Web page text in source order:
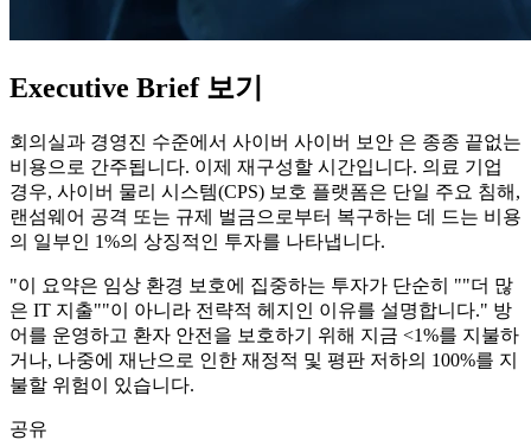
Executive Brief 보기
회의실과 경영진 수준에서 사이버 사이버 보안 은 종종 끝없는
비용으로 간주됩니다. 이제 재구성할 시간입니다. 의료 기업
경우, 사이버 물리 시스템(CPS) 보호 플랫폼은 단일 주요 침해,
랜섬웨어 공격 또는 규제 벌금으로부터 복구하는 데 드는 비용
의 일부인 1%의 상징적인 투자를 나타냅니다.
"이 요약은 임상 환경 보호에 집중하는 투자가 단순히 ""더 많
은 IT 지출""이 아니라 전략적 헤지인 이유를 설명합니다." 방
어를 운영하고 환자 안전을 보호하기 위해 지금 <1%를 지불하
거나, 나중에 재난으로 인한 재정적 및 평판 저하의 100%를 지
불할 위험이 있습니다.
공유